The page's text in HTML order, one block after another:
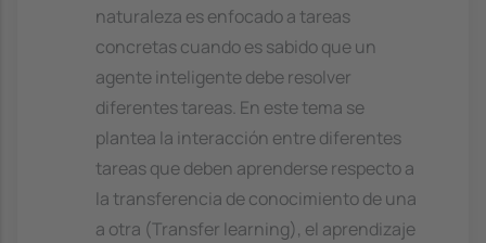
naturaleza es enfocado a tareas
concretas cuando es sabido que un
agente inteligente debe resolver
diferentes tareas. En este tema se
plantea la interacción entre diferentes
tareas que deben aprenderse respecto a
la transferencia de conocimiento de una
a otra (Transfer learning), el aprendizaje